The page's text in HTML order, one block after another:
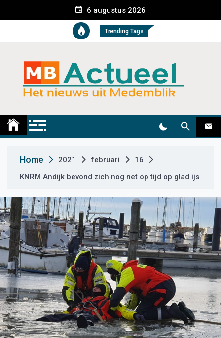
e
t
6 augustus 2026
Trending Tags
Medemblik Actueel
Home 2021 februari
16
KNRM Andijk bevond zich nog net op tijd op glad ijs